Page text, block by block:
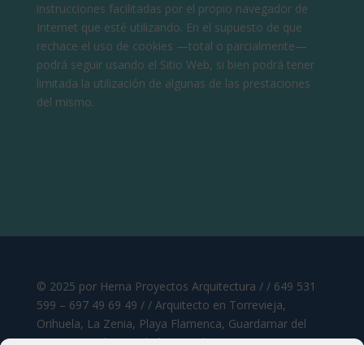
instrucciones facilitadas por el propio navegador de
Internet que esté utilizando. En el supuesto de que
rechace el uso de cookies —total o parcialmente—
podrá seguir usando el Sitio Web, si bien podrá tener
limitada la utilización de algunas de las prestaciones
del mismo.
© 2025 por Herna Proyectos Arquitectura / / 649 531
599 – 697 49 69 49 / / Arquitecto en Torrevieja,
Orihuela, La Zenia, Playa Flamenca, Guardamar del